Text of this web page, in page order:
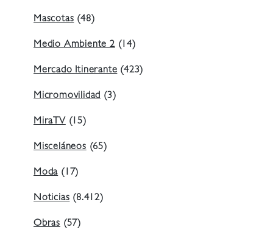
Mascotas (48)
Medio Ambiente 2(14)
Mercado Itinerante (423)
Micromovilidad (3)
MiraTV (15)
Misceláneos (65)
Moda (17)
Noticias (8.412)
Obras (57)